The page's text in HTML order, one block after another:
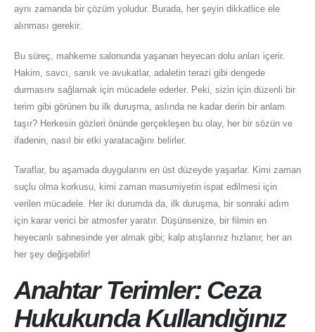
aynı zamanda bir çözüm yoludur. Burada, her şeyin dikkatlice ele
alınması gerekir.
Bu süreç, mahkeme salonunda yaşanan heyecan dolu anları içerir.
Hakim, savcı, sanık ve avukatlar, adaletin terazi gibi dengede
durmasını sağlamak için mücadele ederler. Peki, sizin için düzenli bir
terim gibi görünen bu ilk duruşma, aslında ne kadar derin bir anlam
taşır? Herkesin gözleri önünde gerçekleşen bu olay, her bir sözün ve
ifadenin, nasıl bir etki yaratacağını belirler.
Taraflar, bu aşamada duygularını en üst düzeyde yaşarlar. Kimi zaman
suçlu olma korkusu, kimi zaman masumiyetin ispat edilmesi için
verilen mücadele. Her iki durumda da, ilk duruşma, bir sonraki adım
için karar verici bir atmosfer yaratır. Düşünsenize, bir filmin en
heyecanlı sahnesinde yer almak gibi; kalp atışlarınız hızlanır, her an
her şey değişebilir!
Anahtar Terimler: Ceza
Hukukunda Kullandığınız